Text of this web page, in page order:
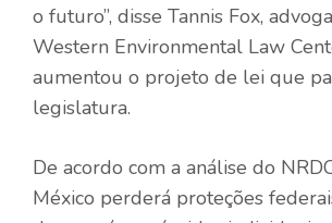
o futuro”, disse Tannis Fox,
Western Environmental Law
aumentou o projeto de lei que
legislatura.
De acordo com a análise do
México perderá proteções